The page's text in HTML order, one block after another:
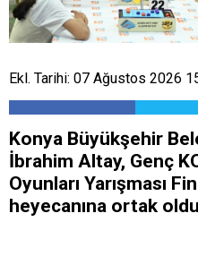
Ekl. Tarihi: 07 Ağustos 2026
Konya Büyükşehir
İbrahim Altay, Genç
Oyunları Yarışması
heyecanına ortak